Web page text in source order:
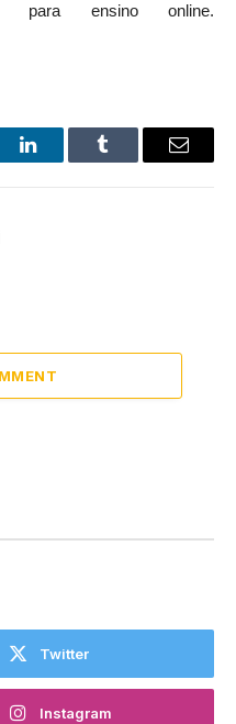
para ensino online.
LinkedInTumblr Email
Twitter
Instagram